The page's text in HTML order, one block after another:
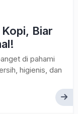
Biar
di pahami
higienis, dan